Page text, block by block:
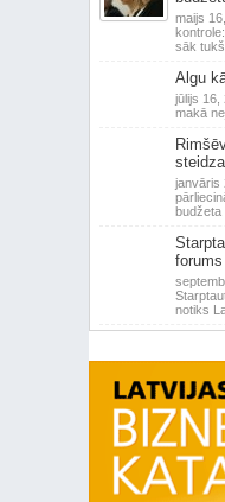
maijs
sāk
Algu
jūlijs 16,
makā
janvāris
budžeta
notiks